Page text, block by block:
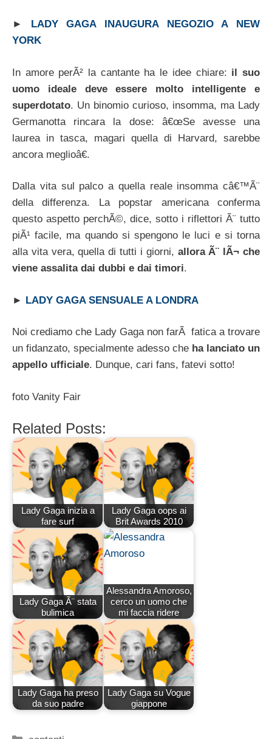
►
LADY GAGA INAUGURA NEGOZIO A NEW
YORK
In amore perÃ² la cantante ha le idee chiare: il suo
uomo ideale deve essere molto intelligente e
superdotato. Un binomio curioso, insomma, ma Lady
Germanotta rincara la dose: â€œSe avesse una
laurea in tasca, magari quella di Harvard, sarebbe
ancora meglioâ€.
Dalla vita sul palco a quella reale insomma câ€™Ã¨
della differenza. La popstar americana conferma
questo aspetto perchÃ©, dice, sotto i riflettori Ã¨ tutto
piÃ¹ facile, ma quando si spengono le luci e si torna
alla vita vera, quella di tutti i giorni, allora Ã¨ lÃ¬ che
viene assalita dai dubbi e dai timori.
► LADY GAGA SENSUALE A LONDRA
Noi crediamo che Lady Gaga non farÃ fatica a trovare
un fidanzato, specialmente adesso che ha lanciato un
appello ufficiale. Dunque, cari fans, fatevi sotto!
foto Vanity Fair
Related Posts:
Lady Gaga inizia a
fare surf
Lady Gaga oops ai
Brit Awards 2010
Lady Gaga Ã¨ stata
bulimica
Alessandra Amoroso,
cerco un uomo che
mi faccia ridere
Lady Gaga ha preso
da suo padre
Lady Gaga su Vogue
giappone